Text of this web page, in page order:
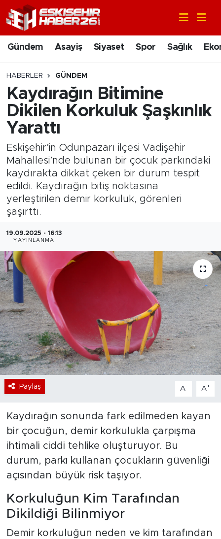
Gündem Asayiş Siyaset Spor Sağlık
HABERLER GÜNDEM
Kaydırağın Bitimine
Dikilen Korkuluk Şaşkınlık
Yarattı
Eskişehir’in Odunpazarı ilçesi Vadişehir
Mahallesi’nde bulunan bir çocuk parkındaki
kaydırakta dikkat çeken bir durum tespit
edildi. Kaydırağın bitiş noktasına
yerleştirilen demir korkuluk, görenleri
şaşırttı.
19.09.2025 - 16:13
YAYINLANMA
Paylaş A- A+
Kaydırağın sonunda fark edilmeden kayan
bir çocuğun, demir korkulukla çarpışma
ihtimali ciddi tehlike oluşturuyor. Bu
durum, parkı kullanan çocukların güvenliği
açısından büyük risk taşıyor.
Korkuluğun Kim Tarafından
Dikildiği Bilinmiyor
Demir korkuluğun neden ve kim tarafından
Gündem
Asayiş
Siyaset
Spor
Ekonomi
Eğitim
Sanat
Bölge
Teknoloji
Magazin
Dünya
Sektör
Nöbetçi Eczaneler
Hava Durumu
Trafik Durumu
Süper Lig Puan Durumu ve Fikstür
Son Dakika Haberleri
Haber Arşivi